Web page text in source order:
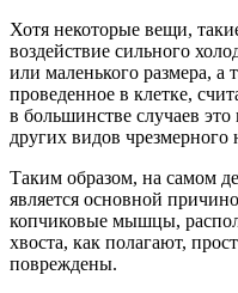
Хотя некоторые вещи,
воздействие сильного
или маленького размера, а
проведенное в клетке,
в большинстве случаев
других видов чрезмерного
Таким образом, на самом
является основной
копчиковые мышцы,
хвоста, как полагают,
повреждены.